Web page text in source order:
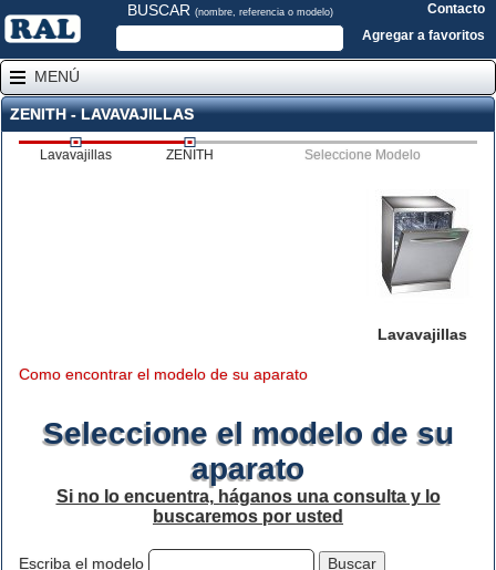
BUSCAR (nombre, referencia o modelo)
Contacto
Agregar a favoritos
MENÚ
ZENITH - LAVAVAJILLAS
Lavavajillas ZENITH Seleccione Modelo
Lavavajillas
Como encontrar el modelo de su aparato
Seleccione el modelo de su
aparato
Si no lo encuentra, háganos una consulta y lo
buscaremos por usted
Escriba el modelo